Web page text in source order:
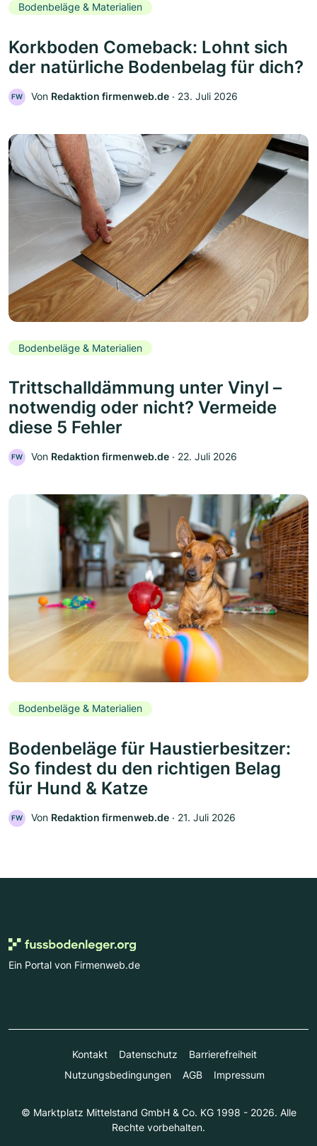
Bodenbeläge & Materialien
Korkboden Comeback: Lohnt sich
der natürliche Bodenbelag für dich?
FW Von Redaktion firmenweb.de ‧ 23. Juli 2026
Bodenbeläge & Materialien
Trittschalldämmung unter Vinyl –
notwendig oder nicht? Vermeide
diese 5 Fehler
FW Von Redaktion firmenweb.de ‧ 22. Juli 2026
Bodenbeläge & Materialien
Bodenbeläge für Haustierbesitzer:
So findest du den richtigen Belag
für Hund & Katze
FW Von Redaktion firmenweb.de ‧ 21. Juli 2026
Ein Portal von Firmenweb.de
Kontakt Datenschutz
Barrierefreiheit
Nutzungsbedingungen
AGB Impressum
© Marktplatz Mittelstand GmbH & Co. KG 1998 - 2026. Alle
Rechte vorbehalten.